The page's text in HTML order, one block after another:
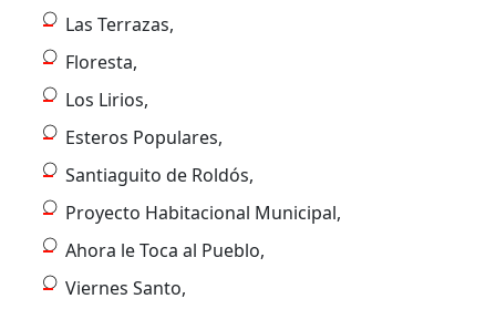
Las Terrazas,
Floresta,
Los Lirios,
Esteros Populares,
Santiaguito de Roldós,
Proyecto Habitacional Municipal,
Ahora le Toca al Pueblo,
Viernes Santo,